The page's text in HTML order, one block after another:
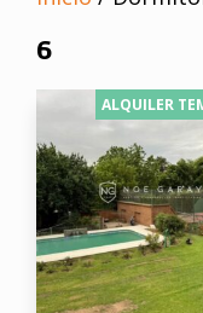
6
ALQUILER